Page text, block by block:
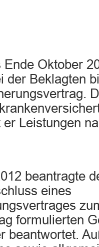
Oktober
der Beklagten
er Leistungen
beantragte
eines
formulierten
beantwortet.